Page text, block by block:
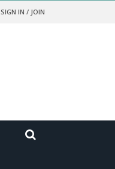
SIGN IN / JOIN